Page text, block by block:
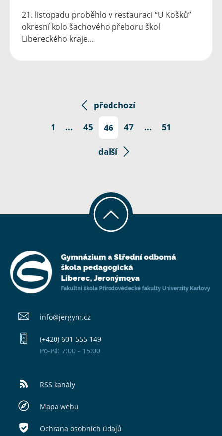
21. listopadu proběhlo v restauraci “U Košků”
okresní kolo šachového přeboru škol
Libereckého kraje...
předchozí
1
... 45 46 47 ... 51
další
info@​jergym.cz
(+420) 601 555 149
Po-Pá: 7:00 - 15:00
RSS kanály
Mapa webu
Ochrana osobních údajů